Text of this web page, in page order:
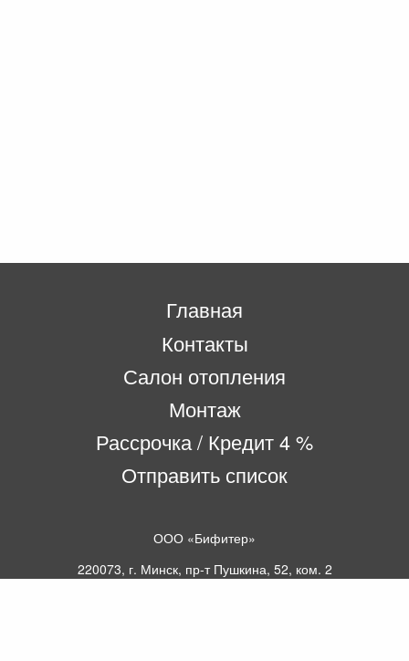
Главная
Контакты
Салон отопления
Монтаж
Рассрочка / Кредит 4 %
Отправить список
ООО «Бифитер»
220073, г. Минск, пр-т Пушкина, 52, ком. 2